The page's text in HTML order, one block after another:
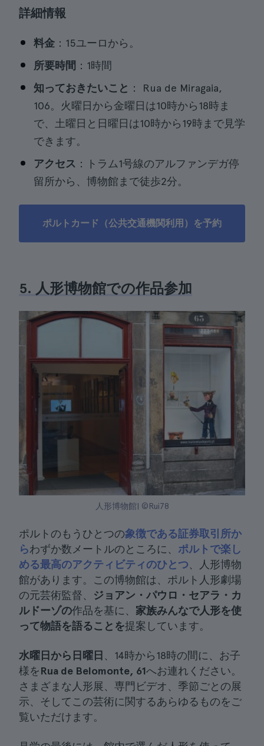
詳細情報
料金 ：15ユーロから。
所要時間 ：1時間
知っておきたいこと ： Rua de Miragaia,
106。火曜日から金曜日は10時から18時ま
で、土曜日と日曜日は10時から19時まで見学
できます。
アクセス ：トラム1号線のアルファンデガ停
留所から、博物館まで徒歩2分。
ポルトカード（公共交通機関利用）を予約
5. 人形博物館での作品参加
人形博物館| ©Rui78
ポルトのもうひとつの象徴である証券取引所か
らわずか数メートルのところに、 ポルトで楽し
める最高のアクティビティのひとつ 、人形博物
館があります。この博物館は、ポルト人形劇場
の元芸術監督、 ジョアン・パウロ・セアラ・カ
ルドーゾの作品を基に、 家族みんなで人形を使
って物語を語ることを提案しています。
水曜日から日曜日
、14時から18時の間に、お子
様をRua de Belomonte, 61へお連れください。
さまざまな人形展、専門ビデオ、季節ごとの展
示、そしてこの芸術に関するあらゆるものをご
覧いただけます。